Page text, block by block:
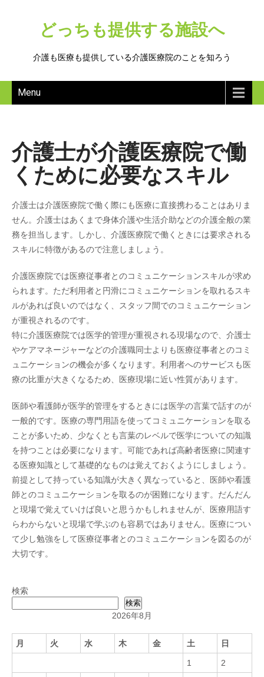
どっちも提供する施設へ
介護も医療も提供している介護医療院のことを知ろう
Menu
介護士が介護医療院で働
くために必要なスキル
介護士は介護医療院で働く際にも医療に直接携わることはありま
せん。介護士はあくまで身体介護や生活介助などの介護全般の業
務を担当します。しかし、介護医療院で働くときには要求される
スキルに特徴があるので注意しましょう。
介護医療院では医療従事者とのコミュニケーションスキルが求め
られます。ただ利用者と円滑にコミュニケーションを取れるスキ
ルがあれば良いのではなく、スタッフ間でのコミュニケーション
が重視されるのです。
特に介護医療院では医学的管理が重視される現場なので、介護士
やケアマネージャーなどの介護職同士よりも医療従事者とのコミ
ュニケーションの機会が多くなります。利用者へのサービスも医
療の比重が大きくなるため、医療現場に近い性質があります。
医師や看護師が医学的管理をするときには医学の言葉で話すのが
一般的です。医療の専門用語を使ってコミュニケーションを取る
ことが多いため、少なくとも言葉のレベルで医学についての知識
を持つことは必要になります。可能であれば高齢者医療に関連す
る医療知識として基礎的なものは覚えておくようにしましょう。
前提として持っている知識が大きく異なっていると、医師や看護
師とのコミュニケーションを取るのが困難になります。だんだん
と現場で覚えていけば良いと思うかもしれませんが、医療用語す
らわからないと現場で学ぶのも容易ではありません。医療につい
て少し勉強をして医療従事者とのコミュニケーションを図るのが
大切です。
検索
検索
2026年8月
月 火 水 木 金 土 日
1 2